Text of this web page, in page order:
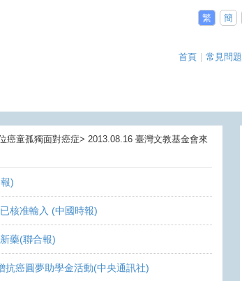
繁 簡
首頁 常見問題
童孤獨面對癌症> 2013.08.16 臺灣文教基金會來
)
核准輸入 (中國時報)
藥(聯合報)
癌圓夢助學金活動(中央通訊社)